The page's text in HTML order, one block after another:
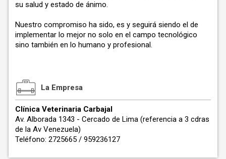
su salud y estado de ánimo.
Nuestro compromiso ha sido, es y seguirá siendo el de
implementar lo mejor no solo en el campo tecnológico
sino también en lo humano y profesional.
La Empresa
Clínica Veterinaria Carbajal
Av. Alborada 1343 - Cercado de Lima (referencia a 3 cdras
de la Av Venezuela)
Teléfono: 2725665 / 959236127